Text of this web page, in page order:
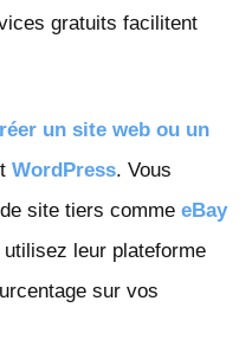
gratuits facilitent
un site web ou un
WordPress. Vous
site tiers comme eBay
leur plateforme
sur vos